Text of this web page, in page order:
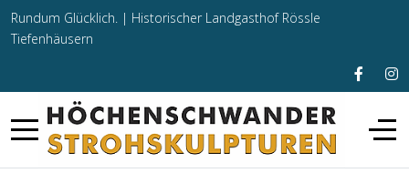
Rundum Glücklich. | Historischer Landgasthof Rössle
Tiefenhäusern